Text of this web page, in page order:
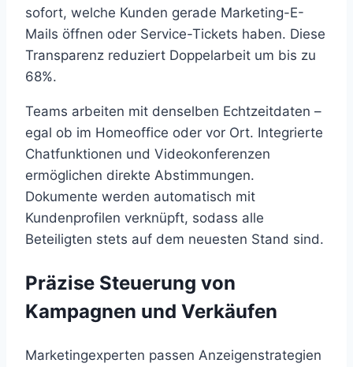
sofort, welche Kunden gerade Marketing-E-
Mails öffnen oder Service-Tickets haben. Diese
Transparenz reduziert Doppelarbeit um bis zu
68%.
Teams arbeiten mit denselben Echtzeitdaten –
egal ob im Homeoffice oder vor Ort. Integrierte
Chatfunktionen und Videokonferenzen
ermöglichen direkte Abstimmungen.
Dokumente werden automatisch mit
Kundenprofilen verknüpft, sodass alle
Beteiligten stets auf dem neuesten Stand sind.
Präzise Steuerung von
Kampagnen und Verkäufen
Marketingexperten passen Anzeigenstrategien